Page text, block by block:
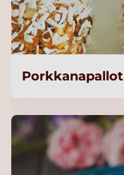
Porkkanapallot